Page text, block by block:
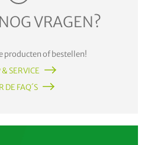
VRAGEN?
producten of bestellen!
SERVICE
DE FAQ´S